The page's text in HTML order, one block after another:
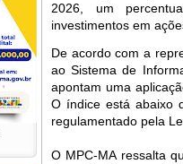
2026, um
investimentos em
De acordo com a
ao Sistema de
apontam uma
O índice está abaixo
regulamentado pela
O MPC-MA ressalta